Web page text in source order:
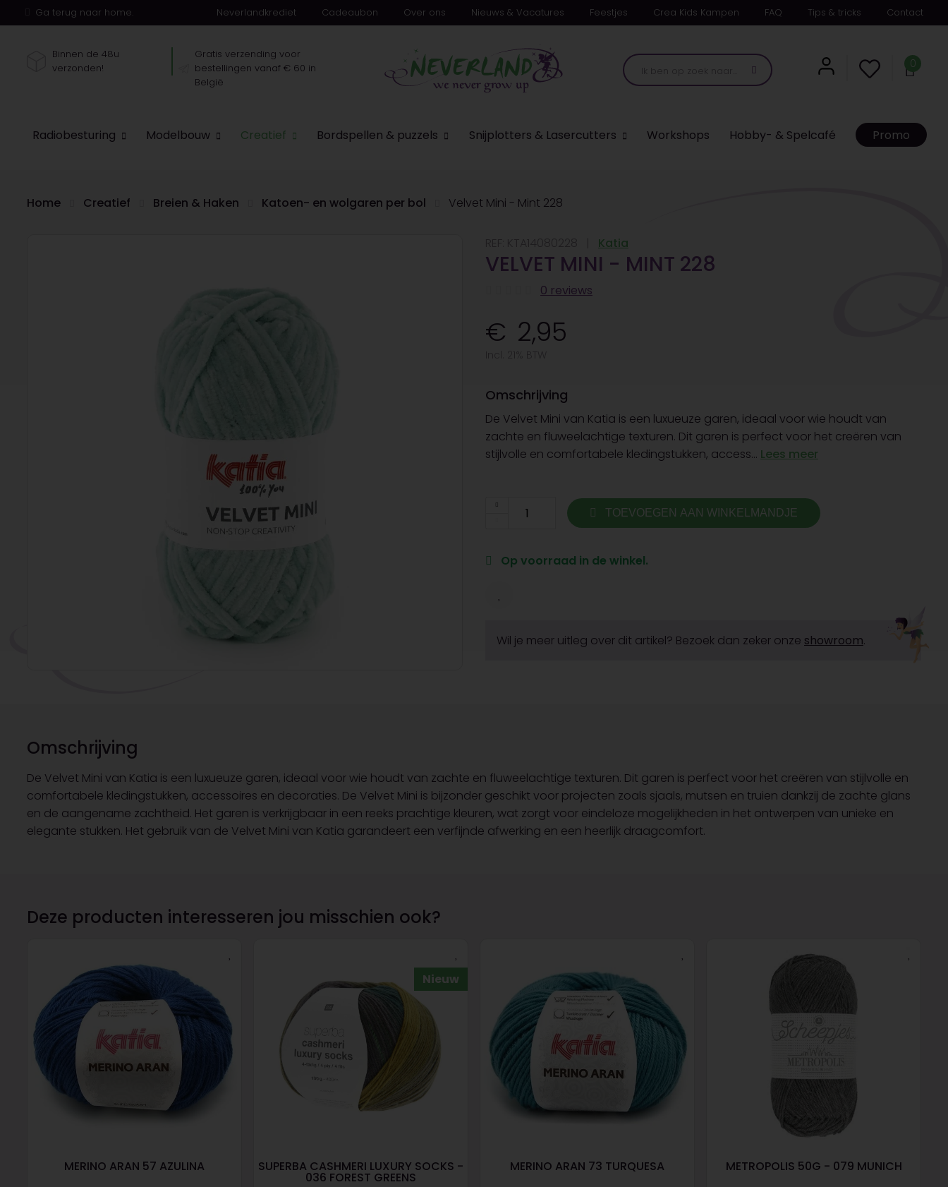
Ga terug naar home. Neverlandkrediet Cadeaubon Over ons Nieuws & Vacatures Feestjes Crea Kids Kampen FAQ Tips & tricks Contact
Binnen de 48u
verzonden!
Gratis verzending voor
bestellingen vanaf € 60 in
België
0
Radiobesturing Modelbouw Creatief Bordspellen & puzzels Snijplotters & Lasercutters Workshops Hobby- & Spelcafé Promo
Home Creatief Breien & Haken Katoen- en wolgaren per bol Velvet Mini - Mint 228
Katia
VELVET MINI - MINT 228
0 reviews
2,95
Omschrijving
De Velvet Mini van Katia is een luxueuze garen, ideaal voor wie houdt van
zachte en fluweelachtige texturen. Dit garen is perfect voor het creëren van
stijlvolle en comfortabele kledingstukken, access... Lees meer
TOEVOEGEN AAN WINKELMANDJE
Op voorraad in de winkel.
Wil je meer uitleg over dit artikel? Bezoek dan zeker onze showroom.
Omschrijving
De Velvet Mini van Katia is een luxueuze garen, ideaal voor wie houdt van zachte en fluweelachtige texturen. Dit garen is perfect voor het creëren van stijlvolle en
comfortabele kledingstukken, accessoires en decoraties. De Velvet Mini is bijzonder geschikt voor projecten zoals sjaals, mutsen en truien dankzij de zachte glans
en de aangename zachtheid. Het garen is verkrijgbaar in een reeks prachtige kleuren, wat zorgt voor eindeloze mogelijkheden in het ontwerpen van unieke en
elegante stukken. Het gebruik van de Velvet Mini van Katia garandeert een verfijnde afwerking en een heerlijk draagcomfort.
Deze producten interesseren jou misschien ook?
MERINO ARAN 57 AZULINA
Nieuw
SUPERBA CASHMERI LUXURY SOCKS -
036 FOREST GREENS
MERINO ARAN 73 TURQUESA METROPOLIS 50G - 079 MUNICH